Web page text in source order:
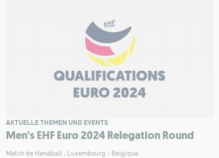
Men's EHF Euro 2024 Relegation Round
AKTUELLE THEMEN UND EVENTS
Match de Handball : Luxembourg - Belgique